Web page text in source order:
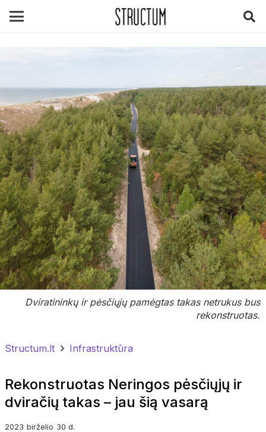
Dviratininkų ir pėsčiųjų pamėgtas takas netrukus bus
rekonstruotas.
Structum.lt Infrastruktūra
Rekonstruotas Neringos pėsčiųjų ir
dviračių takas – jau šią vasarą
2023 birželio 30 d.